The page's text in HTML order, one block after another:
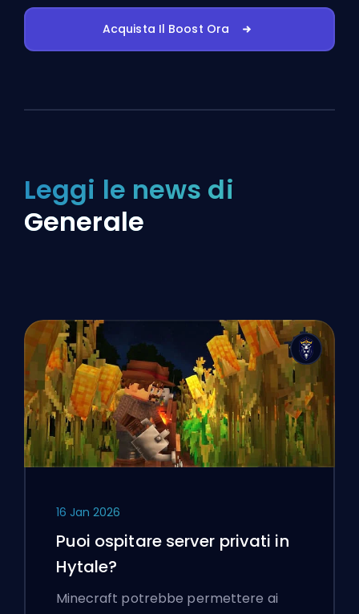
Acquista Il Boost Ora
Leggi le news di
Generale
16 Jan 2026
Puoi ospitare server privati in
Hytale?
Minecraft potrebbe permettere ai